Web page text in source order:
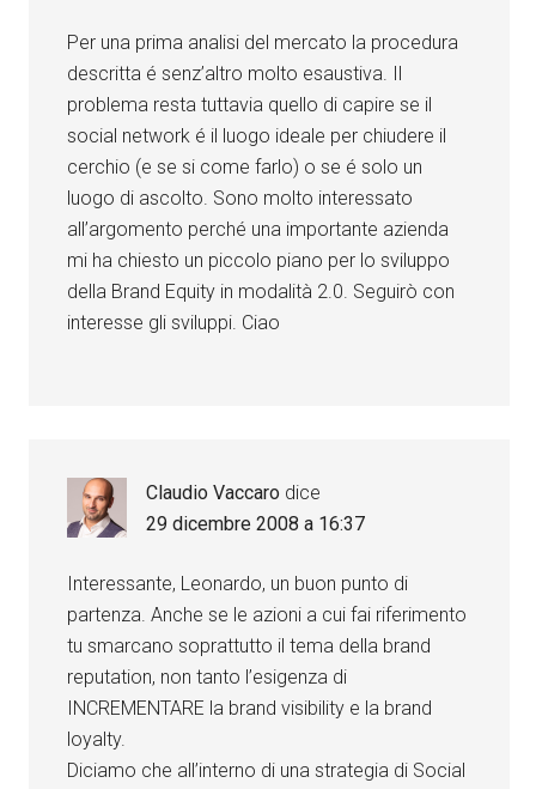
Per una prima analisi del mercato la procedura
descritta é senz’altro molto esaustiva. Il
problema resta tuttavia quello di capire se il
social network é il luogo ideale per chiudere il
cerchio (e se si come farlo) o se é solo un
luogo di ascolto. Sono molto interessato
all’argomento perché una importante azienda
mi ha chiesto un piccolo piano per lo sviluppo
della Brand Equity in modalità 2.0. Seguirò con
interesse gli sviluppi. Ciao
Claudio Vaccaro dice
29 dicembre 2008 a 16:37
Interessante, Leonardo, un buon punto di
partenza. Anche se le azioni a cui fai riferimento
tu smarcano soprattutto il tema della brand
reputation, non tanto l’esigenza di
INCREMENTARE la brand visibility e la brand
loyalty.
Diciamo che all’interno di una strategia di Social